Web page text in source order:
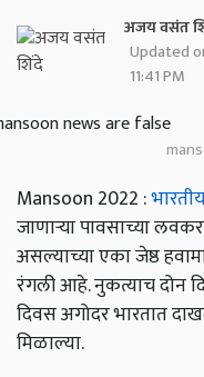
अजय वसंत
Updated
11:41 PM
Mansoon 2022 :
जाणाऱ्या पावसाच्या
असल्याच्या एका जेष्ठ
रंगली आहे. नुकत्याच दोन
दिवस अगोदर भारतात
मिळाल्या.